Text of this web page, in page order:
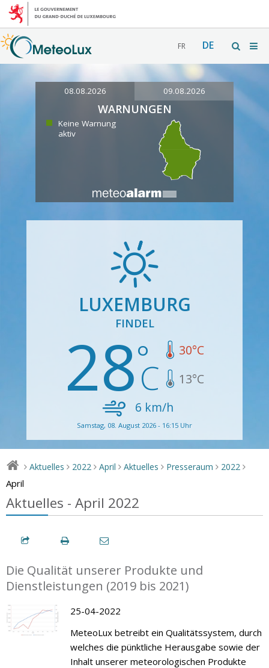
FR DE
08.08.2026 09.08.2026
WARNUNGEN
Keine Warnung
aktiv
LUXEMBURG
FINDEL
28 30°C
13°C
6 km/h
Samstag, 08. August 2026 - 16:15 Uhr
> Aktuelles > 2022 > April > Aktuelles > Presseraum > 2022 >
April
Aktuelles - April 2022
Die Qualität unserer Produkte und
Dienstleistungen (2019 bis 2021)
25-04-2022
MeteoLux betreibt ein Qualitätssystem, durch
welches die pünktliche Herausgabe sowie der
Inhalt unserer meteorologischen Produkte